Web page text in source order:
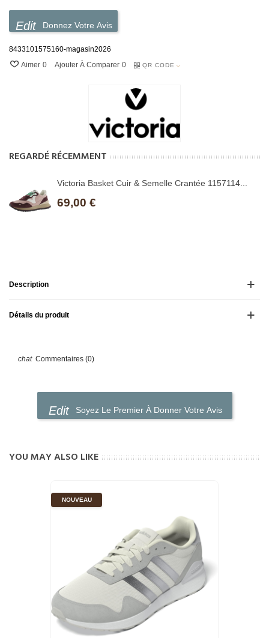
Donnez Votre Avis
8433101575160-magasin2026
Aimer 0 Ajouter À Comparer 0 QR CODE
REGARDÉ RÉCEMMENT
Victoria Basket Cuir & Semelle Crantée 1157114...
69,00 €
Description
Détails du produit
Commentaires (0)
Soyez Le Premier À Donner Votre Avis
YOU MAY ALSO LIKE
NOUVEAU